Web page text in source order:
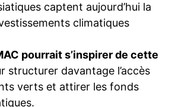
captent aujourd’hui la
climatiques
pourrait s’inspirer de cette
structurer davantage l’accès
verts et attirer les fonds